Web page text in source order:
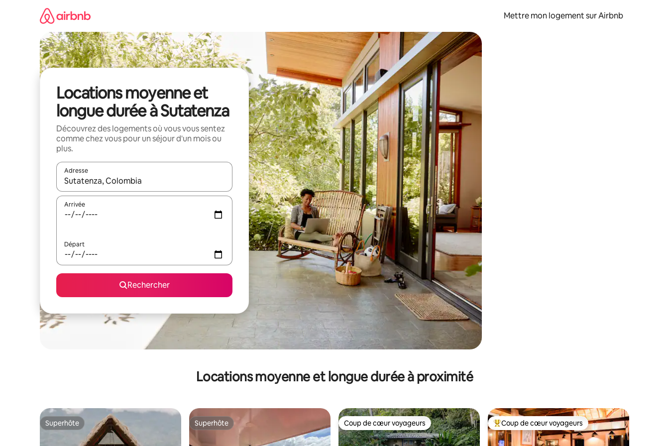
Mettre mon logement sur Airbnb
Locations moyenne et
longue durée à Sutatenza
Découvrez des logements où vous vous sentez
comme chez vous pour un séjour d'un mois ou
plus.
Adresse
Lorsque les résultats s'affichent, utilisez les flèches vers le haut et vers le bas pour les parcourir ou en appuyant et en faisant glisser.
Arrivée
Départ
Rechercher
Locations moyenne et longue durée à proximité
Superhôte
Superhôte Superhôte
Superhôte Coup de cœur voyageurs
Coup de cœur voyageurs Coups de cœur voyageurs les plus appréciés
Coup de cœur voyageurs